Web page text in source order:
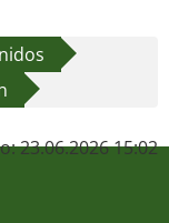
23.06.2026 15:02